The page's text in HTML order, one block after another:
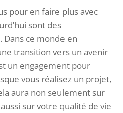
pour en faire plus avec
sont des
ce monde en
transition vers un avenir
un engagement pour
vous réalisez un projet,
aura non seulement sur
sur votre qualité de vie